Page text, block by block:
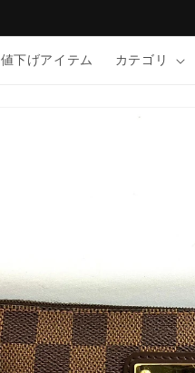
値下げアイテム カテゴリ